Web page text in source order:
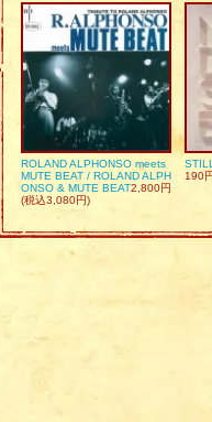
ROLAND ALPHONSO meets
MUTE BEAT / ROLAND ALPH
ONSO & MUTE BEAT2,800円
(税込3,080円)
190